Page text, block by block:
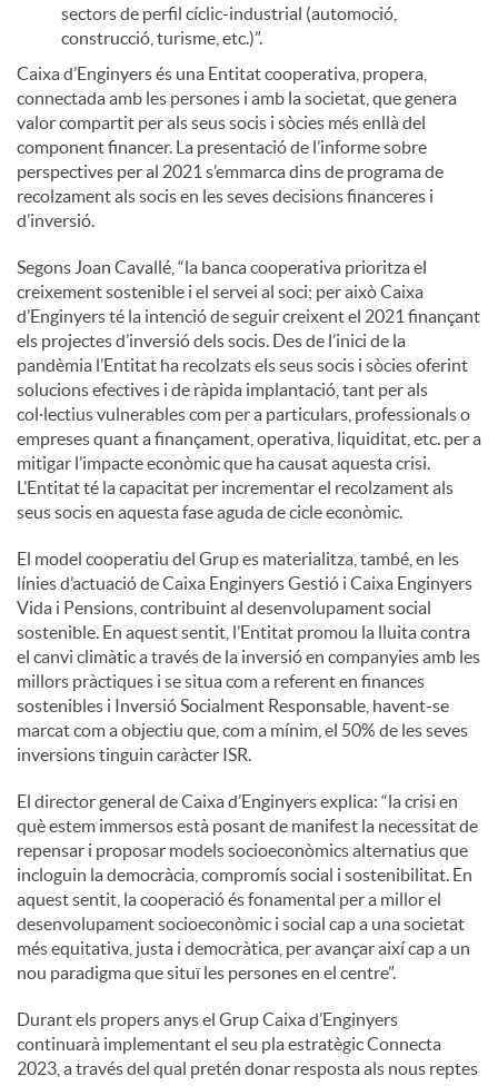
sectors de perfil cíclic-industrial (automoció,
construcció, turisme, etc.)”.
Caixa d’Enginyers és una Entitat cooperativa, propera,
connectada amb les persones i amb la societat, que genera
valor compartit per als seus socis i sòcies més enllà del
component financer. La presentació de l’informe sobre
perspectives per al 2021 s’emmarca dins de programa de
recolzament als socis en les seves decisions financeres i
d’inversió.
Segons Joan Cavallé, “la banca cooperativa prioritza el
creixement sostenible i el servei al soci; per això Caixa
d’Enginyers té la intenció de seguir creixent el 2021 finançant
els projectes d’inversió dels socis. Des de l’inici de la
pandèmia l’Entitat ha recolzats els seus socis i sòcies oferint
solucions efectives i de ràpida implantació, tant per als
col·lectius vulnerables com per a particulars, professionals o
empreses quant a finançament, operativa, liquiditat, etc. per a
mitigar l’impacte econòmic que ha causat aquesta crisi.
L’Entitat té la capacitat per incrementar el recolzament als
seus socis en aquesta fase aguda de cicle econòmic.
El model cooperatiu del Grup es materialitza, també, en les
línies d’actuació de Caixa Enginyers Gestió i Caixa Enginyers
Vida i Pensions, contribuint al desenvolupament social
sostenible. En aquest sentit, l’Entitat promou la lluita contra
el canvi climàtic a través de la inversió en companyies amb les
millors pràctiques i se situa com a referent en finances
sostenibles i Inversió Socialment Responsable, havent-se
marcat com a objectiu que, com a mínim, el 50% de les seves
inversions tinguin caràcter ISR.
El director general de Caixa d’Enginyers explica: “la crisi en
què estem immersos està posant de manifest la necessitat de
repensar i proposar models socioeconòmics alternatius que
incloguin la democràcia, compromís social i sostenibilitat. En
aquest sentit, la cooperació és fonamental per a millor el
desenvolupament socioeconòmic i social cap a una societat
més equitativa, justa i democràtica, per avançar així cap a un
nou paradigma que situï les persones en el centre”.
Durant els propers anys el Grup Caixa d’Enginyers
continuarà implementant el seu pla estratègic Connecta
2023, a través del qual pretén donar resposta als nous reptes